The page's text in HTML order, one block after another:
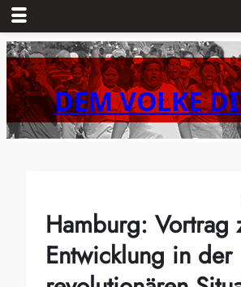
Zum
Inhalt
springenDEM VOLKE
Hamburg: Vortrag
Entwicklung in der